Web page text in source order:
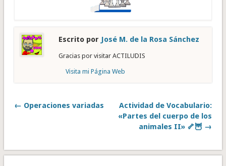
Escrito por José M. de la Rosa Sánchez
Gracias por visitar ACTILUDIS
Visita mi Página Web
← Operaciones variadas
Actividad de Vocabulario:
«Partes del cuerpo de los
animales II» 🦴🦉 →